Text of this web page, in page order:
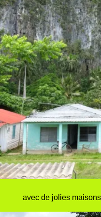
avec de jolies